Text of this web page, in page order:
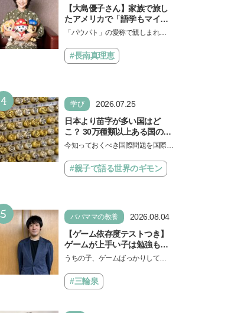
【大島優子さん】家族で旅し
たアメリカで「語学もマイン
ドも！ 子どもの成長はすごか
『パウ・パトロール ザ・ダイ
ノ・ムービー』ではあきらめ
「パウパト」の愛称で親しまれる
の劇場版シリーズ第3弾、映画『パ
ウ・パトロール ザ…
#長南真理恵
4 学び
2026.07.25
日本より苗字が多い国はど
こ？ 30万種類以上ある国の理
由とは【親子で語る国際問
今知っておくべき国際問題を国際政
る「親子で語る国際問題」。今回
は、苗字の種類…
#親子で語る世界のギモン
5 パパママの教養
2026.08.04
【ゲーム依存度テストつき】
ゲームが上手い子は勉強もで
きる？御三家中高卒でゲーマ
えるゲームしながら受験で勝
つためのメソッド
うちの子、ゲームばっかりしてい
言し、子どもとトラブルになる家
庭は多いもの。でも…
#三輪泉